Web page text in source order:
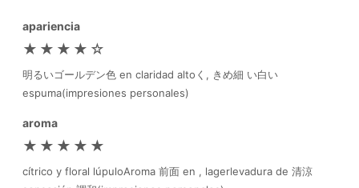
apariencia
★★★★☆
明るいゴールデン色 en claridad altoく, きめ細 い白い
espuma(impresiones personales)
aroma
★★★★★
cítrico y floral lúpuloAroma 前面 en , lagerlevadura de 清涼